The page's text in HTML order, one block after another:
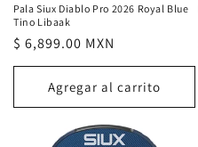
Pala Siux Diablo Pro 2026 Royal Blue
Tino Libaak
Precio
habitual
$ 6,899.00 MXN
Agregar al carrito